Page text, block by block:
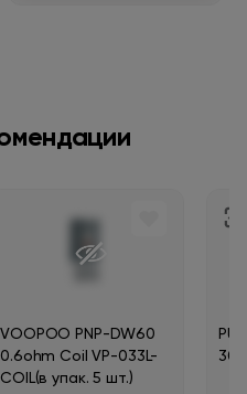
VOOPOO PNP-DW60
0.6ohm Coil VP-033L-
COIL(в упак. 5 шт.)